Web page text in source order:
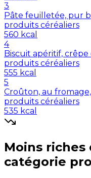
3
Pâte feuilletée, pur
produits céréaliers
560 kcal
4
Biscuit apéritif,
produits céréaliers
555 kcal
5
Croûton, au
produits céréaliers
535 kcal
Moins riches
catégorie